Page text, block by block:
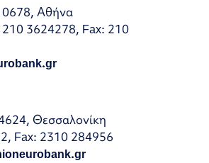
Αθήνα
3624278, Fax: 210
Θεσσαλονίκη
Fax: 2310 284956